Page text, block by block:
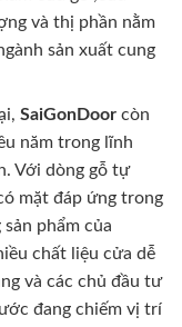
và thị phần nằm
sản xuất cung
SaiGonDoor còn
năm trong lĩnh
Với dòng gỗ tự
mặt đáp ứng trong
phẩm của
chất liệu cửa dễ
và các chủ đầu tư
đang chiếm vị trí